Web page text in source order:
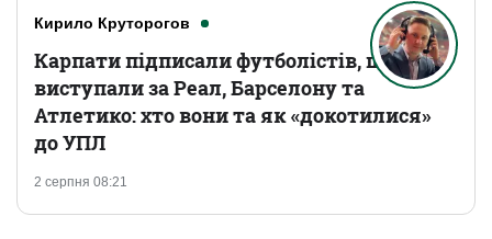
Кирило Круторогов
2 серпня 08:21
Карпати підписали футболістів, що
виступали за Реал, Барселону та
Атлетико: хто вони та як «докотилися»
до УПЛ